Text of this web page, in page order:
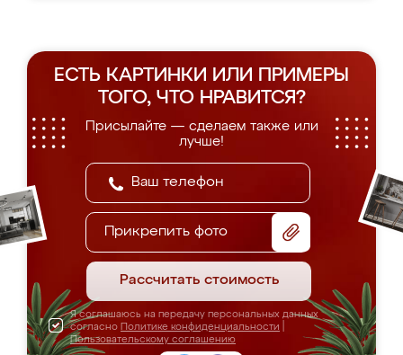
ЕСТЬ КАРТИНКИ ИЛИ ПРИМЕРЫ
ТОГО, ЧТО НРАВИТСЯ?
Присылайте — сделаем также или
лучше!
Прикрепить фото
Рассчитать стоимость
Я соглашаюсь на передачу персональных данных
согласно Политике конфиденциальности
Пользовательскому соглашению